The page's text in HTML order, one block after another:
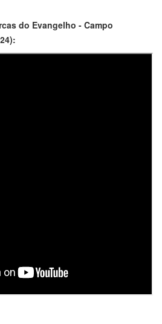
do Evangelho - Campo